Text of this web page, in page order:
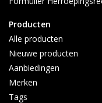
Producten
Alle producten
Nieuwe producten
Aanbiedingen
Merken
Tags